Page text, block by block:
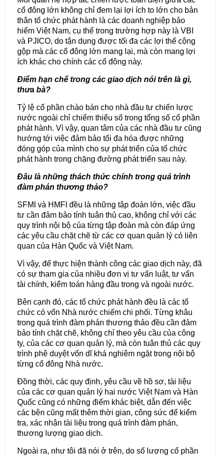
cổ đông lớn không chỉ đem lại lợi ích to lớn cho bản
thân tổ chức phát hành là các doanh nghiệp bảo
hiểm Việt Nam, cụ thể trong trường hợp này là VBI
và PJICO, do tận dụng được tối đa các lợi thế cộng
gộp mà các cổ đông lớn mang lại, mà còn mang lợi
ích khác cho chính các cổ đông này.
Điểm hạn chế trong các giao dịch nói trên là gì,
thưa bà?
Tỷ lệ cổ phần chào bán cho nhà đầu tư chiến lược
nước ngoài chỉ chiếm thiểu số trong tổng số cổ phần
phát hành. Vì vậy, quan tâm của các nhà đầu tư cũng
hướng tới việc đảm bảo tối đa hóa được những
đóng góp của mình cho sự phát triển của tổ chức
phát hành trong chặng đường phát triển sau này.
Đâu là những thách thức chính trong quá trình
đàm phán thương thảo?
SFMI và HMFI đều là những tập đoàn lớn, việc đầu
tư cần đảm bảo tính tuân thủ cao, không chỉ với các
quy trình nội bộ của từng tập đoàn mà còn đáp ứng
các yêu cầu chặt chẽ từ các cơ quan quản lý có liên
quan của Hàn Quốc và Việt Nam.
Vì vậy, để thực hiện thành công các giao dịch này, đã
có sự tham gia của nhiều đơn vị tư vấn luật, tư vấn
tài chính, kiểm toán hàng đầu trong và ngoài nước.
Bên cạnh đó, các tổ chức phát hành đều là các tổ
chức có vốn Nhà nước chiếm chi phối. Từng khâu
trong quá trình đàm phán thương thảo đều cần đảm
bảo tính chặt chẽ, không chỉ theo yêu cầu của công
ty, của các cơ quan quản lý, mà còn tuân thủ các quy
trình phê duyệt vốn dĩ khá nghiêm ngặt trong nội bộ
từng cổ đông Nhà nước.
Đồng thời, các quy định, yêu cầu về hồ sơ, tài liệu
của các cơ quan quản lý hai nước Việt Nam và Hàn
Quốc cũng có những điểm khác biệt, dẫn đến việc
các bên cũng mất thêm thời gian, công sức để kiểm
tra, xác nhận tài liệu trong quá trình đàm phán,
thương lượng giao dịch.
Ngoài ra, như tôi đã nói ở trên, do số lượng cổ phần